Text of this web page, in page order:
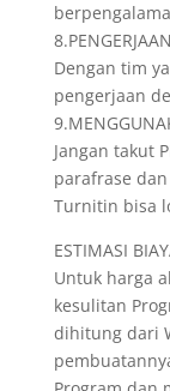
Dengan tim
pengerjaan
Jangan takut
parafrase
Turnitin bisa
ESTIMASI
Untuk harga
kesulitan
dihitung dari